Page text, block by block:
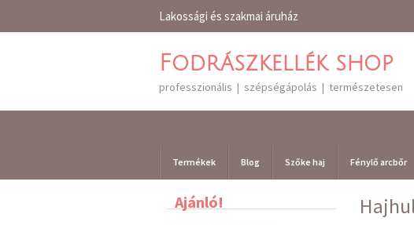
Lakossági és szakmai áruház
Fodrászkellék shop
professzionális | szépségápolás | természetesen
Termékek Blog Szőke haj Fénylő arcbőr
Ajánló!